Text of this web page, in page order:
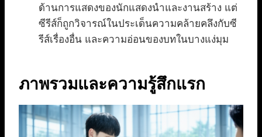
ด้านการแสดงของนักแสดงนำและงานสร้าง แต่
ซีรีส์ก็ถูกวิจารณ์ในประเด็นความคล้ายคลึงกับซี
รีส์เรื่องอื่น และความอ่อนของบทในบางแง่มุม
ภาพรวมและความรู้สึกแรก